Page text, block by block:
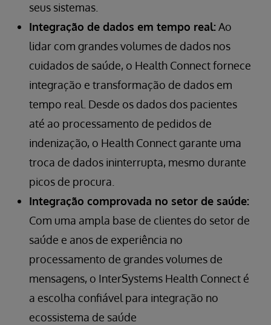
seus sistemas.
Integração de dados em tempo real:Ao
lidar com grandes volumes de dados nos
cuidados de saúde, o Health Connect fornece
integração e transformação de dados em
tempo real. Desde os dados dos pacientes
até ao processamento de pedidos de
indenização, o Health Connect garante uma
troca de dados ininterrupta, mesmo durante
picos de procura.
Integração comprovada no setor de saúde:
Com uma ampla base de clientes do setor de
saúde e anos de experiência no
processamento de grandes volumes de
mensagens, o InterSystems Health Connect é
a escolha confiável para integração no
ecossistema de saúde